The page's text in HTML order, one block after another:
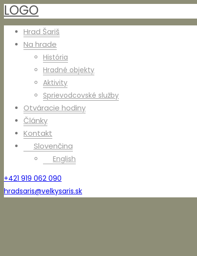
LOGO
Hrad Šariš
Na hrade
História
Hradné objekty
Aktivity
Sprievodcovské služby
Otváracie hodiny
Články
Kontakt
Slovenčina
English
+421 919 062 090
hradsaris@velkysaris.sk